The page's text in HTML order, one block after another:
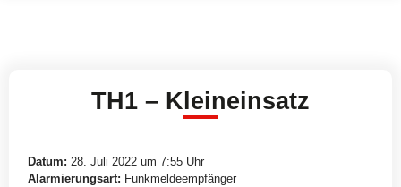
TH1 – Kleineinsatz
Datum: 28. Juli 2022 um 7:55 Uhr
Alarmierungsart: Funkmeldeempfänger